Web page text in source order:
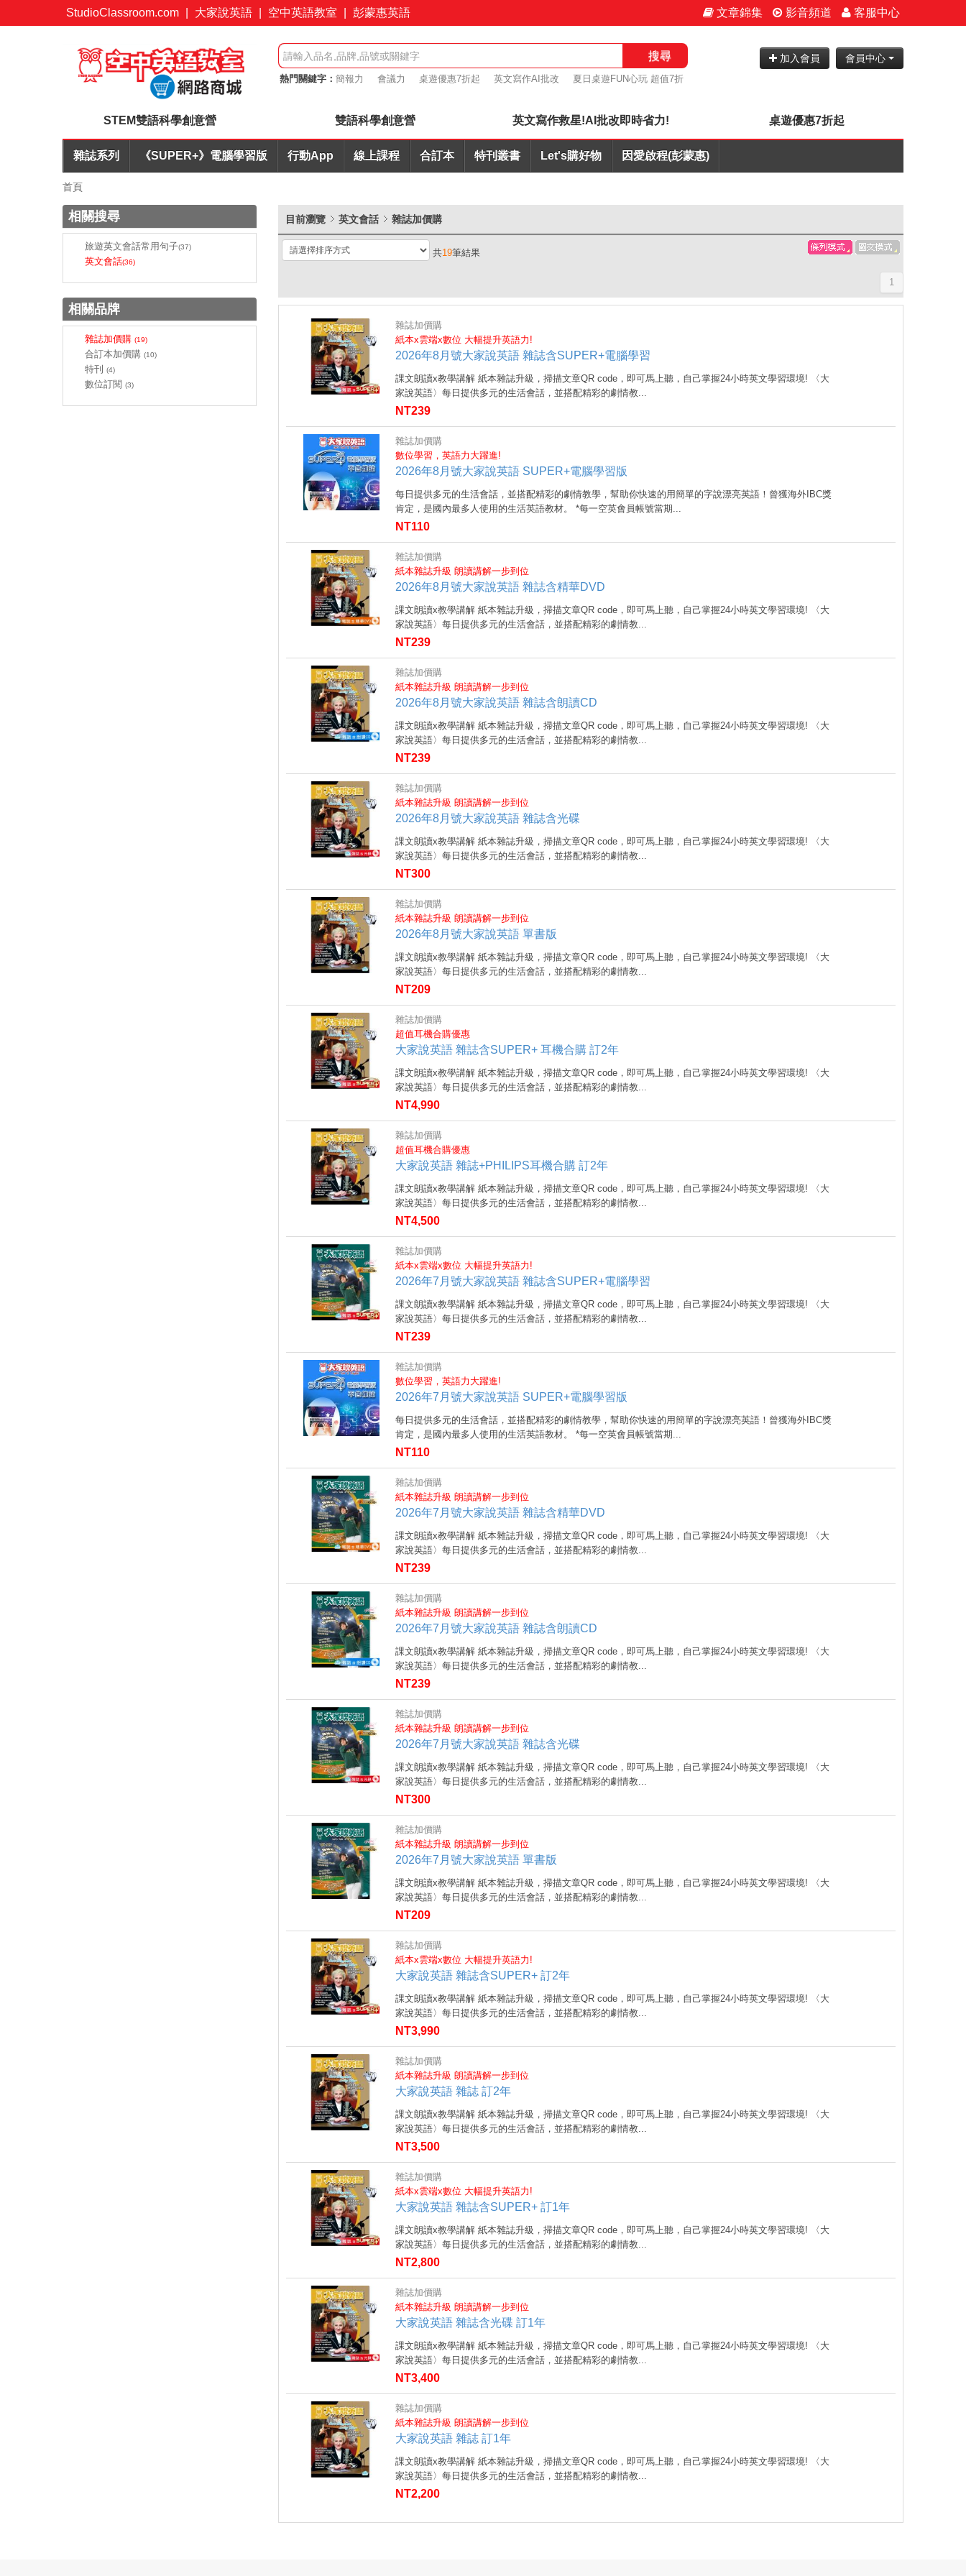
StudioClassroom.com 大家說英語 空中英語教室 彭蒙惠英語 文章錦集 影音頻道 客服中心
搜尋
熱門關鍵字： 簡報力 會議力 桌遊優惠7折起 英文寫作AI批改
夏日桌遊FUN心玩 超值7折
加入會員 會員中心
STEM雙語科學創意營 雙語科學創意營 英文寫作救星!AI批改即時省力! 桌遊優惠7折起
雜誌系列 《SUPER+》電腦學習版 行動App 線上課程 合訂本 特刊叢書 Let's購好物 因愛啟程(彭蒙惠)
首頁
相關搜尋
旅遊英文會話常用句子(37)
英文會話(36)
相關品牌
雜誌加價購 (19)
合訂本加價購 (10)
特刊 (4)
數位訂閱 (3)
目前瀏覽 英文會話 雜誌加價購
共19筆結果
1
雜誌加價購
紙本x雲端x數位 大幅提升英語力!
2026年8月號大家說英語 雜誌含SUPER+電腦學習
課文朗讀x教學講解 紙本雜誌升級，掃描文章QR code，即可馬上聽，自己掌握24小時英文學習環境! 〈大
家說英語〉每日提供多元的生活會話，並搭配精彩的劇情教...
NT239
雜誌加價購
數位學習，英語力大躍進!
2026年8月號大家說英語 SUPER+電腦學習版
每日提供多元的生活會話，並搭配精彩的劇情教學，幫助你快速的用簡單的字說漂亮英語！曾獲海外IBC獎
肯定，是國內最多人使用的生活英語教材。 *每一空英會員帳號當期...
NT110
雜誌加價購
紙本雜誌升級 朗讀講解一步到位
2026年8月號大家說英語 雜誌含精華DVD
課文朗讀x教學講解 紙本雜誌升級，掃描文章QR code，即可馬上聽，自己掌握24小時英文學習環境! 〈大
家說英語〉每日提供多元的生活會話，並搭配精彩的劇情教...
NT239
雜誌加價購
紙本雜誌升級 朗讀講解一步到位
2026年8月號大家說英語 雜誌含朗讀CD
課文朗讀x教學講解 紙本雜誌升級，掃描文章QR code，即可馬上聽，自己掌握24小時英文學習環境! 〈大
家說英語〉每日提供多元的生活會話，並搭配精彩的劇情教...
NT239
雜誌加價購
紙本雜誌升級 朗讀講解一步到位
2026年8月號大家說英語 雜誌含光碟
課文朗讀x教學講解 紙本雜誌升級，掃描文章QR code，即可馬上聽，自己掌握24小時英文學習環境! 〈大
家說英語〉每日提供多元的生活會話，並搭配精彩的劇情教...
NT300
雜誌加價購
紙本雜誌升級 朗讀講解一步到位
2026年8月號大家說英語 單書版
課文朗讀x教學講解 紙本雜誌升級，掃描文章QR code，即可馬上聽，自己掌握24小時英文學習環境! 〈大
家說英語〉每日提供多元的生活會話，並搭配精彩的劇情教...
NT209
雜誌加價購
超值耳機合購優惠
大家說英語 雜誌含SUPER+ 耳機合購 訂2年
課文朗讀x教學講解 紙本雜誌升級，掃描文章QR code，即可馬上聽，自己掌握24小時英文學習環境! 〈大
家說英語〉每日提供多元的生活會話，並搭配精彩的劇情教...
NT4,990
雜誌加價購
超值耳機合購優惠
大家說英語 雜誌+PHILIPS耳機合購 訂2年
課文朗讀x教學講解 紙本雜誌升級，掃描文章QR code，即可馬上聽，自己掌握24小時英文學習環境! 〈大
家說英語〉每日提供多元的生活會話，並搭配精彩的劇情教...
NT4,500
雜誌加價購
紙本x雲端x數位 大幅提升英語力!
2026年7月號大家說英語 雜誌含SUPER+電腦學習
課文朗讀x教學講解 紙本雜誌升級，掃描文章QR code，即可馬上聽，自己掌握24小時英文學習環境! 〈大
家說英語〉每日提供多元的生活會話，並搭配精彩的劇情教...
NT239
雜誌加價購
數位學習，英語力大躍進!
2026年7月號大家說英語 SUPER+電腦學習版
每日提供多元的生活會話，並搭配精彩的劇情教學，幫助你快速的用簡單的字說漂亮英語！曾獲海外IBC獎
肯定，是國內最多人使用的生活英語教材。 *每一空英會員帳號當期...
NT110
雜誌加價購
紙本雜誌升級 朗讀講解一步到位
2026年7月號大家說英語 雜誌含精華DVD
課文朗讀x教學講解 紙本雜誌升級，掃描文章QR code，即可馬上聽，自己掌握24小時英文學習環境! 〈大
家說英語〉每日提供多元的生活會話，並搭配精彩的劇情教...
NT239
雜誌加價購
紙本雜誌升級 朗讀講解一步到位
2026年7月號大家說英語 雜誌含朗讀CD
課文朗讀x教學講解 紙本雜誌升級，掃描文章QR code，即可馬上聽，自己掌握24小時英文學習環境! 〈大
家說英語〉每日提供多元的生活會話，並搭配精彩的劇情教...
NT239
雜誌加價購
紙本雜誌升級 朗讀講解一步到位
2026年7月號大家說英語 雜誌含光碟
課文朗讀x教學講解 紙本雜誌升級，掃描文章QR code，即可馬上聽，自己掌握24小時英文學習環境! 〈大
家說英語〉每日提供多元的生活會話，並搭配精彩的劇情教...
NT300
雜誌加價購
紙本雜誌升級 朗讀講解一步到位
2026年7月號大家說英語 單書版
課文朗讀x教學講解 紙本雜誌升級，掃描文章QR code，即可馬上聽，自己掌握24小時英文學習環境! 〈大
家說英語〉每日提供多元的生活會話，並搭配精彩的劇情教...
NT209
雜誌加價購
紙本x雲端x數位 大幅提升英語力!
大家說英語 雜誌含SUPER+ 訂2年
課文朗讀x教學講解 紙本雜誌升級，掃描文章QR code，即可馬上聽，自己掌握24小時英文學習環境! 〈大
家說英語〉每日提供多元的生活會話，並搭配精彩的劇情教...
NT3,990
雜誌加價購
紙本雜誌升級 朗讀講解一步到位
大家說英語 雜誌 訂2年
課文朗讀x教學講解 紙本雜誌升級，掃描文章QR code，即可馬上聽，自己掌握24小時英文學習環境! 〈大
家說英語〉每日提供多元的生活會話，並搭配精彩的劇情教...
NT3,500
雜誌加價購
紙本x雲端x數位 大幅提升英語力!
大家說英語 雜誌含SUPER+ 訂1年
課文朗讀x教學講解 紙本雜誌升級，掃描文章QR code，即可馬上聽，自己掌握24小時英文學習環境! 〈大
家說英語〉每日提供多元的生活會話，並搭配精彩的劇情教...
NT2,800
雜誌加價購
紙本雜誌升級 朗讀講解一步到位
大家說英語 雜誌含光碟 訂1年
課文朗讀x教學講解 紙本雜誌升級，掃描文章QR code，即可馬上聽，自己掌握24小時英文學習環境! 〈大
家說英語〉每日提供多元的生活會話，並搭配精彩的劇情教...
NT3,400
雜誌加價購
紙本雜誌升級 朗讀講解一步到位
大家說英語 雜誌 訂1年
課文朗讀x教學講解 紙本雜誌升級，掃描文章QR code，即可馬上聽，自己掌握24小時英文學習環境! 〈大
家說英語〉每日提供多元的生活會話，並搭配精彩的劇情教...
NT2,200